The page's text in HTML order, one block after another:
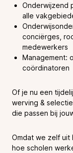
Onderwijzend
alle
conciërges,
medewerkers
Management:
coördinatoren
Of je nu een
werving &
die passen bij
Omdat we zelf uit
hoe scholen